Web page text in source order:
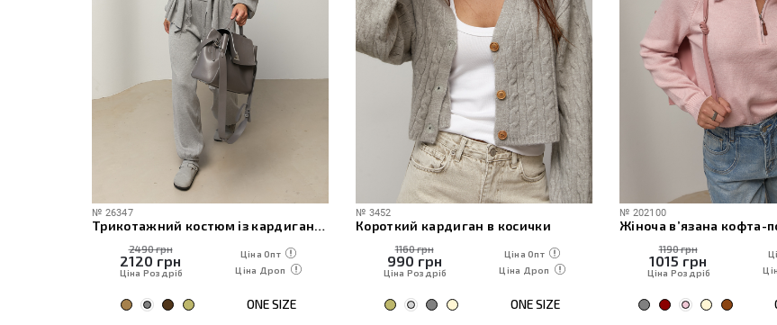
Трикотажний костюм із кардиганом, топом та штанами
Ціна Опт
Ціна Дроп
ONE SIZE
Короткий кардиган в косички
1160 грн
990
Ціна Роздріб
Ціна Опт
Ціна Дроп
ONE SIZE
Жіноча в’язана кофта-поло на блискавці
1190 грн
1015
Ціна Роздріб
Ціна Опт
Ціна Дроп
ONE SIZE